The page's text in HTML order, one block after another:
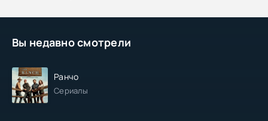
Вы недавно смотрели
Ранчо
Сериалы